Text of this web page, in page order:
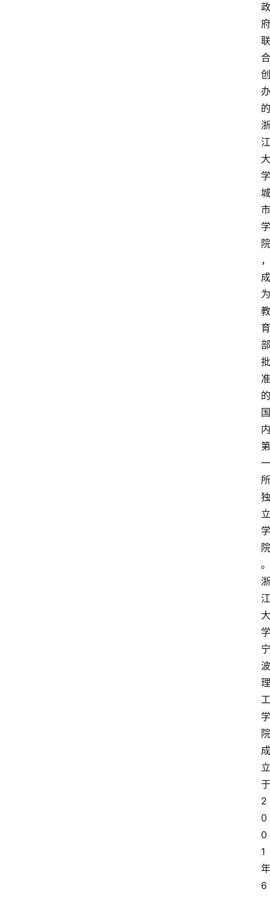
政
府
联
合
创
办
的
浙
江
大
学
城
市
学
院
，
成
为
教
育
部
批
准
的
国
内
第
一
所
独
立
学
院
。
浙
江
大
学
宁
波
理
工
学
院
成
立
于
2
0
0
1
年
6